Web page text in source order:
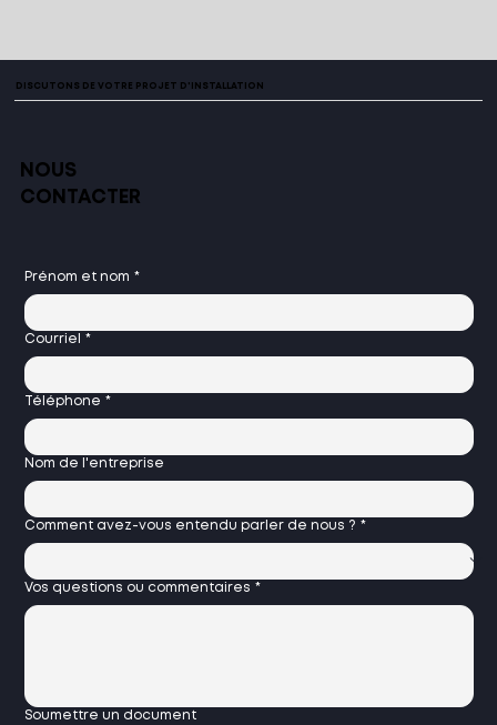
DISCUTONS DE VOTRE PROJET D'INSTALLATION
Prénom et nom *
Courriel *
Téléphone *
Nom de l'entreprise
Comment avez-vous entendu parler de nous ? *
Vos questions ou commentaires *
Soumettre un document
NOUS
CONTACTER